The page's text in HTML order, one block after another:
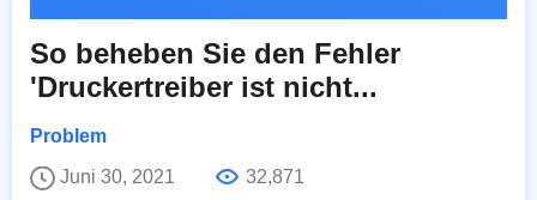
So beheben Sie den Fehler
'Druckertreiber ist nicht...
Problem
Juni 30, 2021
32,871